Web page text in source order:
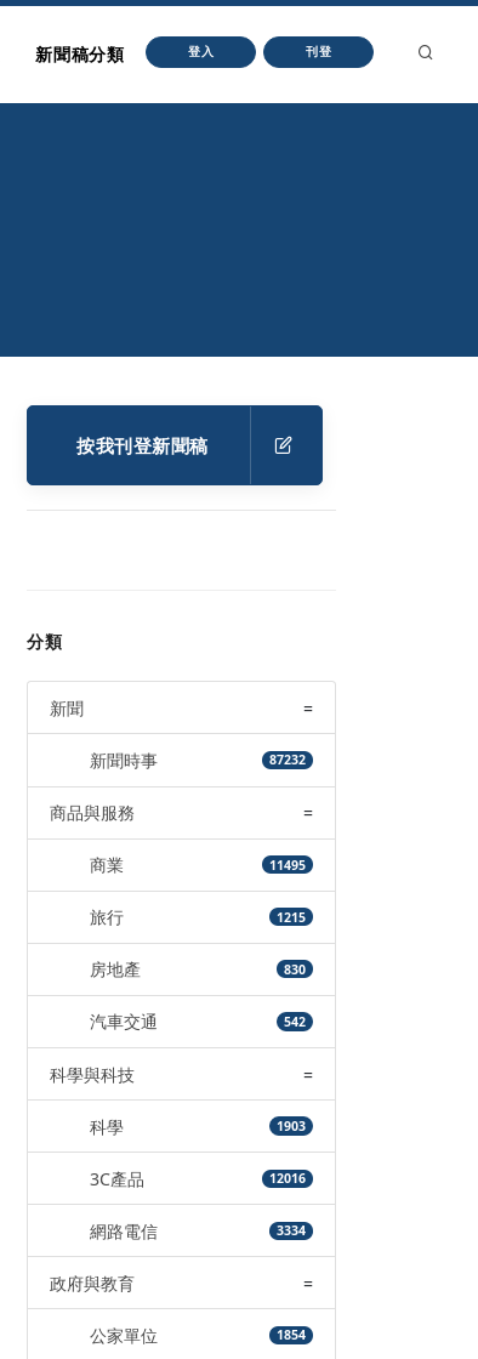
新聞稿分類 登入 刊登
按我刊登新聞稿
分類
新聞 =
新聞時事 87232
商品與服務 =
商業 11495
旅行 1215
房地產 830
汽車交通 542
科學與科技 =
科學 1903
3C產品 12016
網路電信 3334
政府與教育 =
公家單位 1854